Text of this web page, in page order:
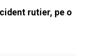
rutier, pe o